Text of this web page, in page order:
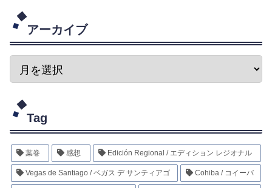
アーカイブ
Tag
葉巻 感想 Edición Regional / エディション レジオナル
Vegas de Santiago / ベガス デ サンティアゴ Cohiba / コイーバ